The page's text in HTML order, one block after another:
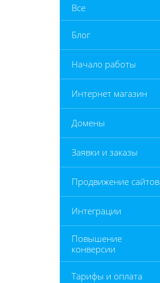
Все
Блог
Начало работы
Интернет магазин
Домены
Заявки и заказы
Продвижение сайтов
Интеграции
Повышение
конверсии
Тарифы и оплата